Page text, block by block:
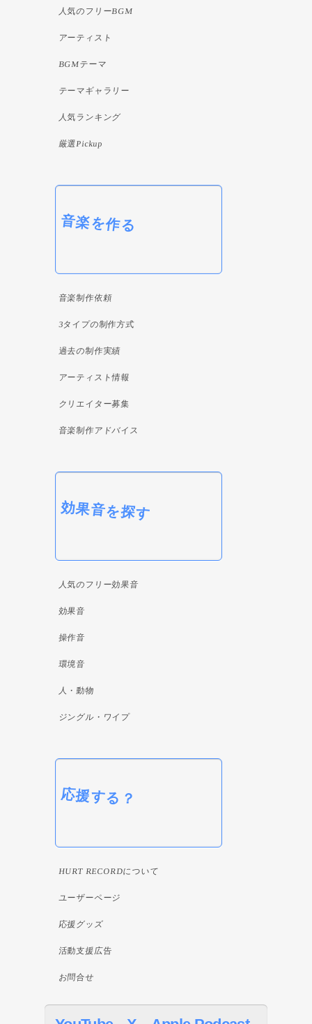
人気のフリーBGM
アーティスト
BGMテーマ
テーマギャラリー
人気ランキング
厳選Pickup
音楽を作る
音楽制作依頼
3タイプの制作方式
過去の制作実績
アーティスト情報
クリエイター募集
音楽制作アドバイス
効果音を探す
人気のフリー効果音
効果音
操作音
環境音
人・動物
ジングル・ワイプ
応援する？
HURT RECORDについて
ユーザーページ
応援グッズ
活動支援広告
お問合せ